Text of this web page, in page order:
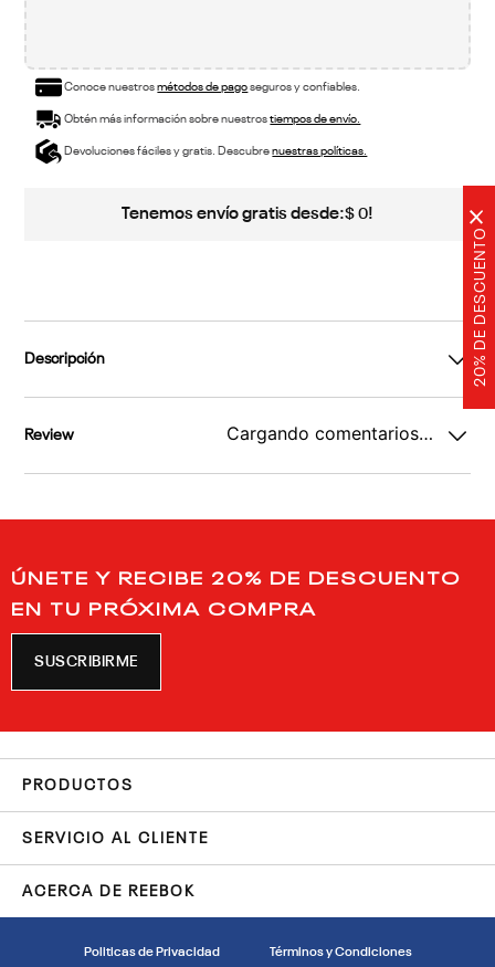
20% DE DESCUENTO
×
Conoce nuestrosmétodos de pagoseguros y confiables.
Obtén más información sobre nuestrostiempos de envío.
Devoluciones fáciles y gratis. Descubrenuestras políticas.
Tenemos envío gratis desde:$ 0!
Descripción
Review Cargando comentarios…
ÚNETE Y RECIBE 20% DE DESCUENTO
EN TU PRÓXIMA COMPRA
SUSCRIBIRME
PRODUCTOS
SERVICIO AL CLIENTE
ACERCA DE REEBOK
Politicas de Privacidad Términos y Condiciones